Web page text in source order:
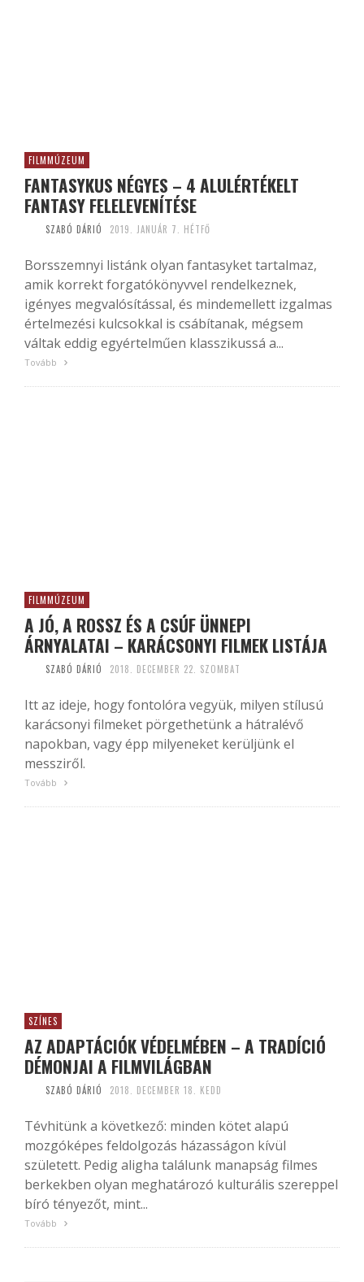
FILMMÚZEUM
FANTASYKUS NÉGYES – 4 ALULÉRTÉKELT
FANTASY FELELEVENÍTÉSE
SZABÓ DÁRIÓ 2019. JANUÁR 7. HÉTFŐ
Borsszemnyi listánk olyan fantasyket tartalmaz,
amik korrekt forgatókönyvvel rendelkeznek,
igényes megvalósítással, és mindemellett izgalmas
értelmezési kulcsokkal is csábítanak, mégsem
váltak eddig egyértelműen klasszikussá a...
Tovább
FILMMÚZEUM
A JÓ, A ROSSZ ÉS A CSÚF ÜNNEPI
ÁRNYALATAI – KARÁCSONYI FILMEK LISTÁJA
SZABÓ DÁRIÓ 2018. DECEMBER 22. SZOMBAT
Itt az ideje, hogy fontolóra vegyük, milyen stílusú
karácsonyi filmeket pörgethetünk a hátralévő
napokban, vagy épp milyeneket kerüljünk el
messziről.
Tovább
SZÍNES
AZ ADAPTÁCIÓK VÉDELMÉBEN – A TRADÍCIÓ
DÉMONJAI A FILMVILÁGBAN
SZABÓ DÁRIÓ 2018. DECEMBER 18. KEDD
Tévhitünk a következő: minden kötet alapú
mozgóképes feldolgozás házasságon kívül
született. Pedig aligha találunk manapság filmes
berkekben olyan meghatározó kulturális szereppel
bíró tényezőt, mint...
Tovább